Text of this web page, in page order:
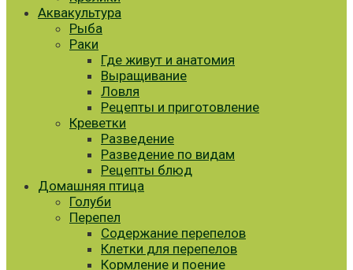
Аквакультура
Рыба
Раки
Где живут и анатомия
Выращивание
Ловля
Рецепты и приготовление
Креветки
Разведение
Разведение по видам
Рецепты блюд
Домашняя птица
Голуби
Перепел
Содержание перепелов
Клетки для перепелов
Кормление и поение